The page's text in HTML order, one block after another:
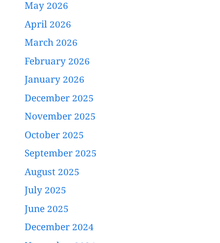
May 2026
April 2026
March 2026
February 2026
January 2026
December 2025
November 2025
October 2025
September 2025
August 2025
July 2025
June 2025
December 2024